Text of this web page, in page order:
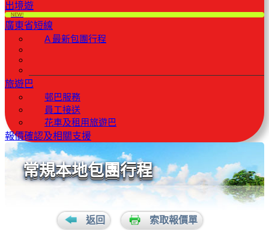
出境遊
NEW!
廣東省短線
A 最新包團行程
旅遊巴
邨巴服務
員工接送
花車及租用旅遊巴
報價確認及相關支援
常規本地包團行程
返回 索取報價單